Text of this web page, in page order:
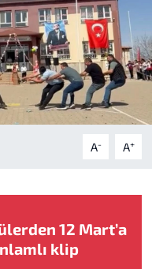
A- A+
12 Mart’a
klip